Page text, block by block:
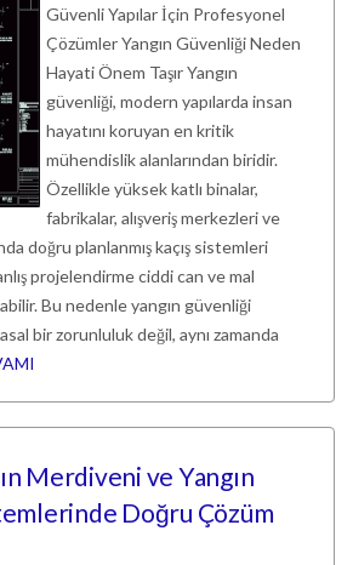
Güvenli Yapılar İçin Profesyonel
Çözümler Yangın Güvenliği Neden
Hayati Önem Taşır Yangın
güvenliği, modern yapılarda insan
hayatını koruyan en kritik
mühendislik alanlarından biridir.
Özellikle yüksek katlı binalar,
fabrikalar, alışveriş merkezleri ve
doğru planlanmış kaçış sistemleri
projelendirme ciddi can ve mal
Bu nedenle yangın güvenliği
bir zorunluluk değil, aynı zamanda
Merdiveni ve Yangın
Doğru Çözüm